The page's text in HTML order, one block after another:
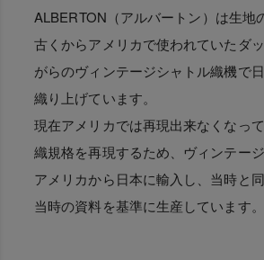
ALBERTON（アルバートン）は生地
古くからアメリカで使われていたダ
がらのヴィンテージシャトル織機で
織り上げています。
現在アメリカでは再現出来なくなっ
織規格を再現するため、ヴィンテー
アメリカから日本に輸入し、当時と
当時の資料を基準に生産しています。